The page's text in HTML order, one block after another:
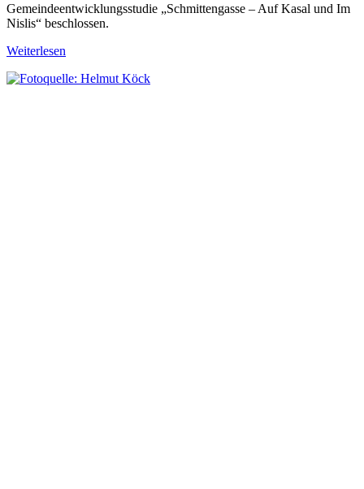
Gemeindeentwicklungsstudie „Schmittengasse – Auf Kasal und Im
Nislis“ beschlossen.
Weiterlesen